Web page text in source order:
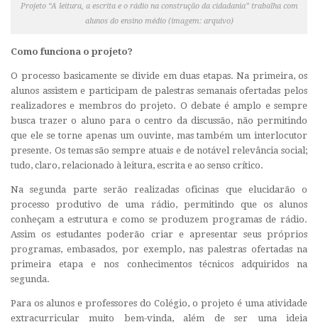
Projeto “A leitura, a escrita e o rádio na construção da cidadania” trabalha com
alunos do ensino médio (imagem: arquivo)
Como funciona o projeto?
O processo basicamente se divide em duas etapas. Na primeira, os
alunos assistem e participam de palestras semanais ofertadas pelos
realizadores e membros do projeto. O debate é amplo e sempre
busca trazer o aluno para o centro da discussão, não permitindo
que ele se torne apenas um ouvinte, mas também um interlocutor
presente. Os temas são sempre atuais e de notável relevância social;
tudo, claro, relacionado à leitura, escrita e ao senso crítico.
Na segunda parte serão realizadas oficinas que elucidarão o
processo produtivo de uma rádio, permitindo que os alunos
conheçam a estrutura e como se produzem programas de rádio.
Assim os estudantes poderão criar e apresentar seus próprios
programas, embasados, por exemplo, nas palestras ofertadas na
primeira etapa e nos conhecimentos técnicos adquiridos na
segunda.
Para os alunos e professores do Colégio, o projeto é uma atividade
extracurricular muito bem-vinda, além de ser uma ideia